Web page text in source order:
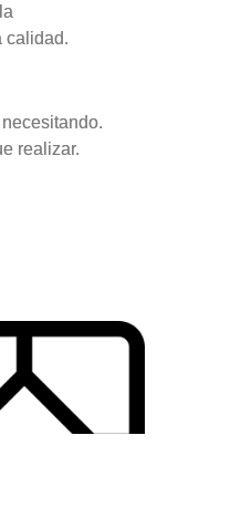
calidad.
realizar.